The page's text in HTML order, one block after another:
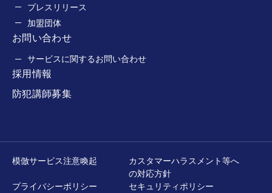
プレスリリース
加盟団体
お問い合わせ
サービスに関するお問い合わせ
採用情報
防犯講師募集
模倣サービス注意喚起
カスタマーハラスメント等へ
の対応方針
プライバシーポリシー
セキュリティポリシー